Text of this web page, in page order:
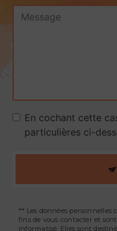
En cochant cette
particulières ci-
** Les données personnelles
fins de vous contacter et
informatisé. Elles sont